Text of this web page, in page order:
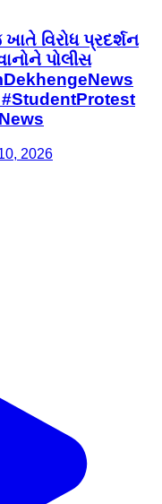
વિરોધ પ્રદર્શન
પોલીસ
2026